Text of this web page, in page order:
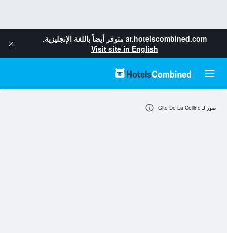
ar.hotelscombined.com متوفر أيضاً باللغة الإنجليزية.
Visit site in English
صور لـ Gite De La Colline